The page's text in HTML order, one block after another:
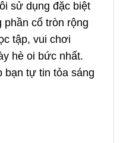
sử dụng đặc biệt
phần cổ tròn rộng
tập, vui chơi
hè oi bức nhất.
bạn tự tin tỏa sáng